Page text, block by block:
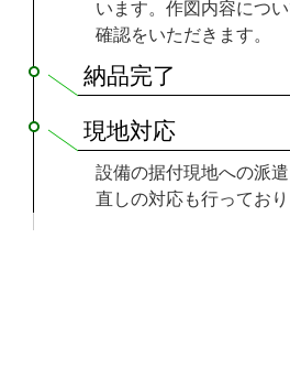
います。作図内容につ
確認をいただきます。
納品完了
現地対応
設備の据付現地への派
直しの対応も行っており